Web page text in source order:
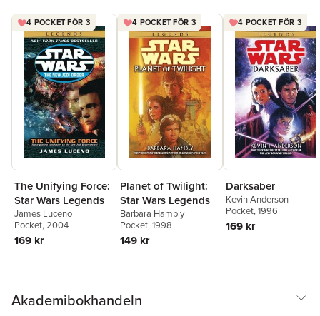
4 POCKET FÖR 3
The Unifying Force:
Star Wars Legends
James Luceno
Pocket, 2004
169 kr
4 POCKET FÖR 3
Planet of Twilight:
Star Wars Legends
Barbara Hambly
Pocket, 1998
149 kr
4 POCKET FÖR 3
Darksaber
Kevin Anderson
Pocket, 1996
169 kr
Akademibokhandeln